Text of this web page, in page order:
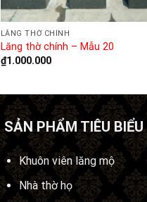
LĂNG THỜ CHÍNH
Lăng thờ chính – Mẫu 20
₫1.000.000
SẢN PHẨM TIÊU BIỂU
Khuôn viên lăng mộ
Nhà thờ họ